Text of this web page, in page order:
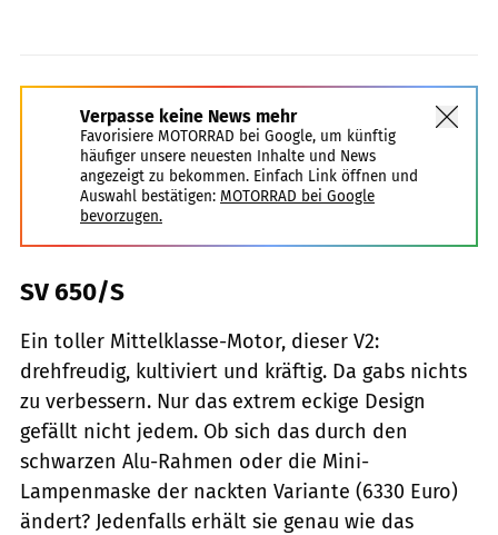
Verpasse keine News mehr
Favorisiere MOTORRAD bei Google, um künftig
häufiger unsere neuesten Inhalte und News
angezeigt zu bekommen. Einfach Link öffnen und
Auswahl bestätigen: MOTORRAD bei Google
bevorzugen.
SV 650/S
Ein toller Mittelklasse-Motor, dieser V2:
drehfreudig, kultiviert und kräftig. Da gabs nichts
zu verbessern. Nur das extrem eckige Design
gefällt nicht jedem. Ob sich das durch den
schwarzen Alu-Rahmen oder die Mini-
Lampenmaske der nackten Variante (6330 Euro)
ändert? Jedenfalls erhält sie genau wie das